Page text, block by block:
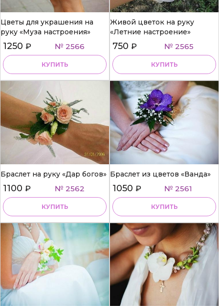
Цветы для украшения на
руку «Муза настроения»
1250 ₽ № 2566
КУПИТЬ
Живой цветок на руку
«Летние настроение»
750 ₽ № 2565
КУПИТЬ
Браслет на руку «Дар богов»
1100 ₽ № 2562
КУПИТЬ
Браслет из цветов «Ванда»
1050 ₽ № 2561
КУПИТЬ